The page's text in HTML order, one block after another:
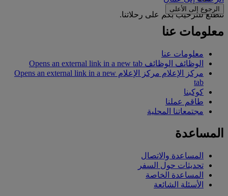
نتطلع للترحيب بكم على رحلاتنا.
الرجوع إلى الأعلى
معلومات عنا
معلومات عنا
الوظائف الوظائف Opens an external link in a new tab
مركز الإعلام
مركز الإعلام Opens an external link in a new
tab
كوكبنا
طاقم عملنا
مجتمعاتنا المحلية
المساعدة
المساعدة والاتصال
تحديثات حول السفر
المساعدة الخاصة
الأسئلة الشائعة